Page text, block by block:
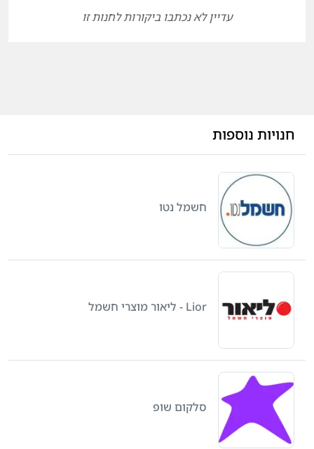
עדיין לא נכתבו ביקורות לחנות זו
חנויות נוספות
חשמל נטו
Lior - ליאור מוצרי חשמל
סלקום שופ